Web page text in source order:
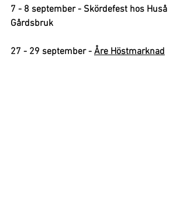
7 - 8 september - Skördefest hos Huså
Gårdsbruk
27 - 29 september - Åre Höstmarknad